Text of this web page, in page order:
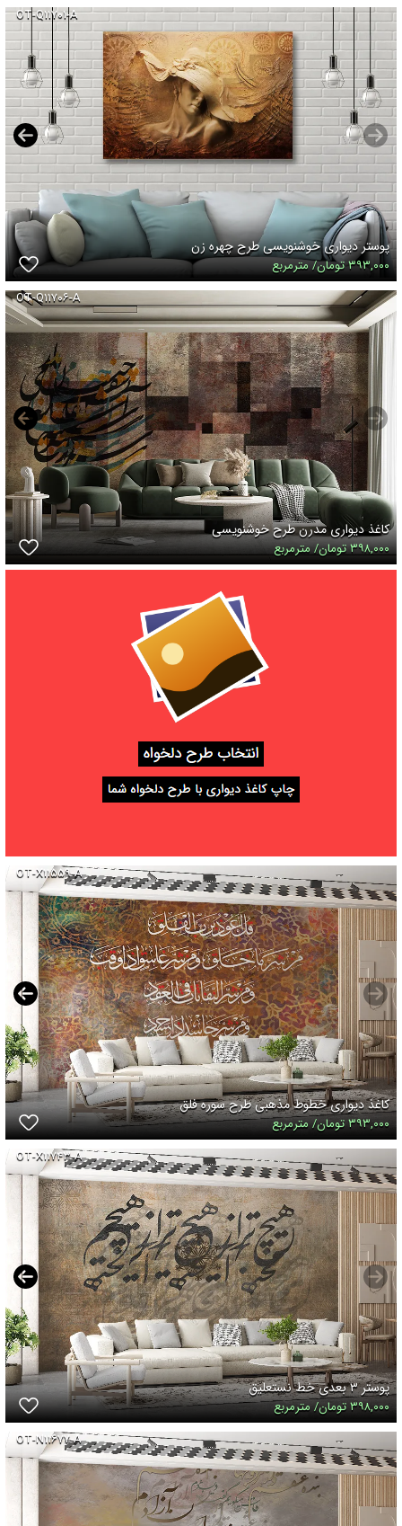
OT-Q۱۱۷۰۱-A
پوستر دیواری خوشنویسی طرح چهره زن
۳۹۳,۰۰۰ تومان/ مترمربع
OT-Q۱۱۷۰۶-A
کاغذ دیواری مدرن طرح خوشنویسی
۳۹۸,۰۰۰ تومان/ مترمربع
OT-X۱۱۵۵۹-A
کاغذ دیواری خطوط مذهبی طرح سوره فلق
۳۹۳,۰۰۰ تومان/ مترمربع
OT-X۱۱۷۴۳-A
پوستر ۳ بعدی خط نستعلیق
۳۹۸,۰۰۰ تومان/ مترمربع
OT-N۱۱۶۷۷-A